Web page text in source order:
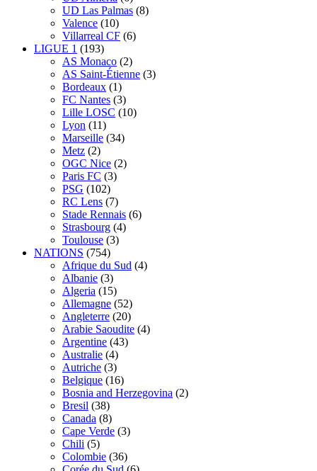
UD Las Palmas (8)
Valence (10)
Villarreal CF (6)
LIGUE 1 (193)
AS Monaco (2)
AS Saint-Étienne (3)
Bordeaux (1)
FC Nantes (3)
Lille LOSC (10)
Lyon (11)
Marseille (34)
Metz (2)
OGC Nice (2)
Paris FC (3)
PSG (102)
RC Lens (7)
Stade Rennais (6)
Strasbourg (4)
Toulouse (3)
NATIONS (754)
Afrique du Sud (4)
Albanie (3)
Algeria (15)
Allemagne (52)
Angleterre (20)
Arabie Saoudite (4)
Argentine (43)
Australie (4)
Autriche (3)
Belgique (16)
Bosnia and Herzegovina (2)
Bresil (38)
Canada (8)
Cape Verde (3)
Chili (5)
Colombie (36)